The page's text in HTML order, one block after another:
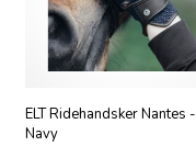
ELT Ridehandsker Nantes -
Navy